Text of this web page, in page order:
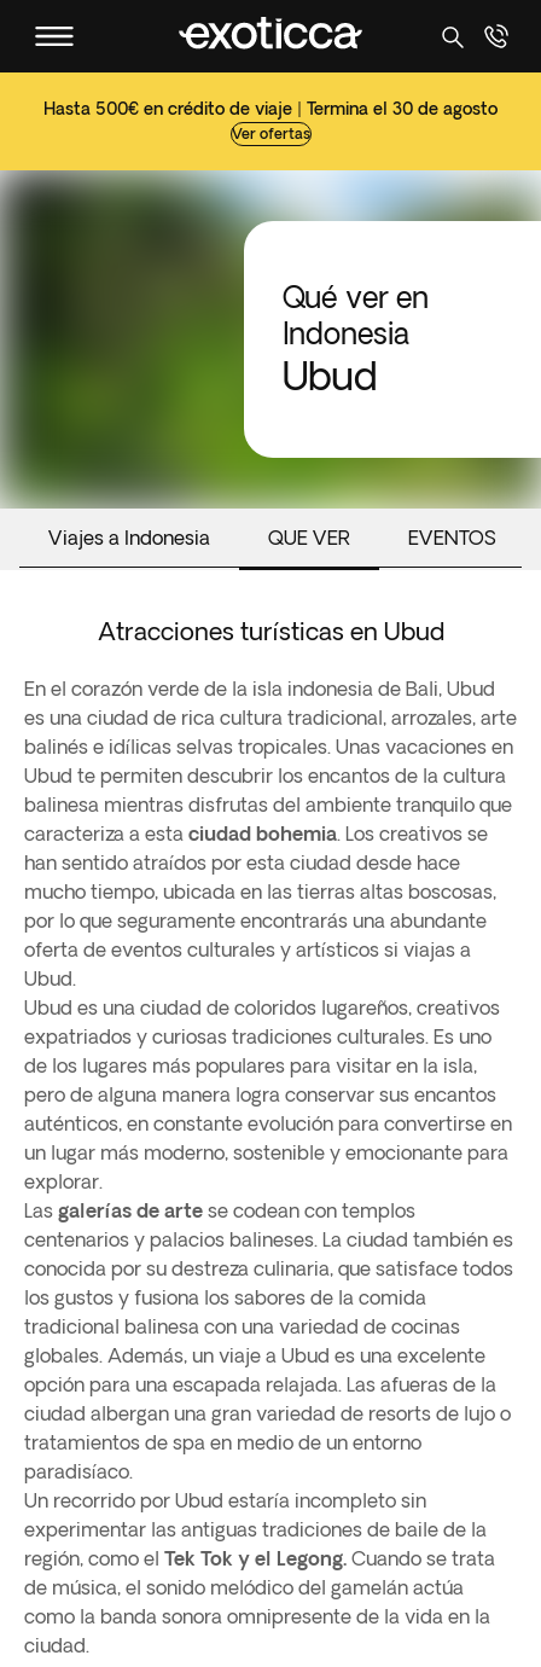
Hasta 500€ en crédito de viaje | Termina el 30 de agosto
Ver ofertas
Qué ver en
Indonesia
Ubud
Viajes a Indonesia QUE VER EVENTOS
Atracciones turísticas en Ubud
En el corazón verde de la isla indonesia de Bali, Ubud
es una ciudad de rica cultura tradicional, arrozales, arte
balinés e idílicas selvas tropicales. Unas vacaciones en
Ubud te permiten descubrir los encantos de la cultura
balinesa mientras disfrutas del ambiente tranquilo que
caracteriza a esta ciudad bohemia. Los creativos se
han sentido atraídos por esta ciudad desde hace
mucho tiempo, ubicada en las tierras altas boscosas,
por lo que seguramente encontrarás una abundante
oferta de eventos culturales y artísticos si viajas a
Ubud.
Ubud es una ciudad de coloridos lugareños, creativos
expatriados y curiosas tradiciones culturales. Es uno
de los lugares más populares para visitar en la isla,
pero de alguna manera logra conservar sus encantos
auténticos, en constante evolución para convertirse en
un lugar más moderno, sostenible y emocionante para
explorar.
Las galerías de arte se codean con templos
centenarios y palacios balineses. La ciudad también es
conocida por su destreza culinaria, que satisface todos
los gustos y fusiona los sabores de la comida
tradicional balinesa con una variedad de cocinas
globales. Además, un viaje a Ubud es una excelente
opción para una escapada relajada. Las afueras de la
ciudad albergan una gran variedad de resorts de lujo o
tratamientos de spa en medio de un entorno
paradisíaco.
Un recorrido por Ubud estaría incompleto sin
experimentar las antiguas tradiciones de baile de la
región, como el Tek Tok y el Legong. Cuando se trata
de música, el sonido melódico del gamelán actúa
como la banda sonora omnipresente de la vida en la
ciudad.